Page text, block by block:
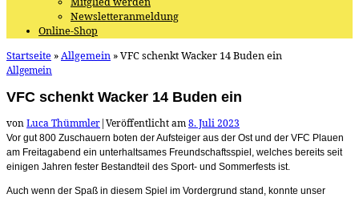
Newsletteranmeldung
Online-Shop
Startseite »Allgemein »VFC schenkt Wacker 14 Buden ein
Allgemein
VFC schenkt Wacker 14 Buden ein
vonLuca Thümmler|Veröffentlicht am8. Juli 2023
Vor gut 800 Zuschauern boten der Aufsteiger aus der Ost und der VFC Plauen
am Freitagabend ein unterhaltsames Freundschaftsspiel, welches bereits seit
einigen Jahren fester Bestandteil des Sport- und Sommerfests ist.
Auch wenn der Spaß in diesem Spiel im Vordergrund stand, konnte unser